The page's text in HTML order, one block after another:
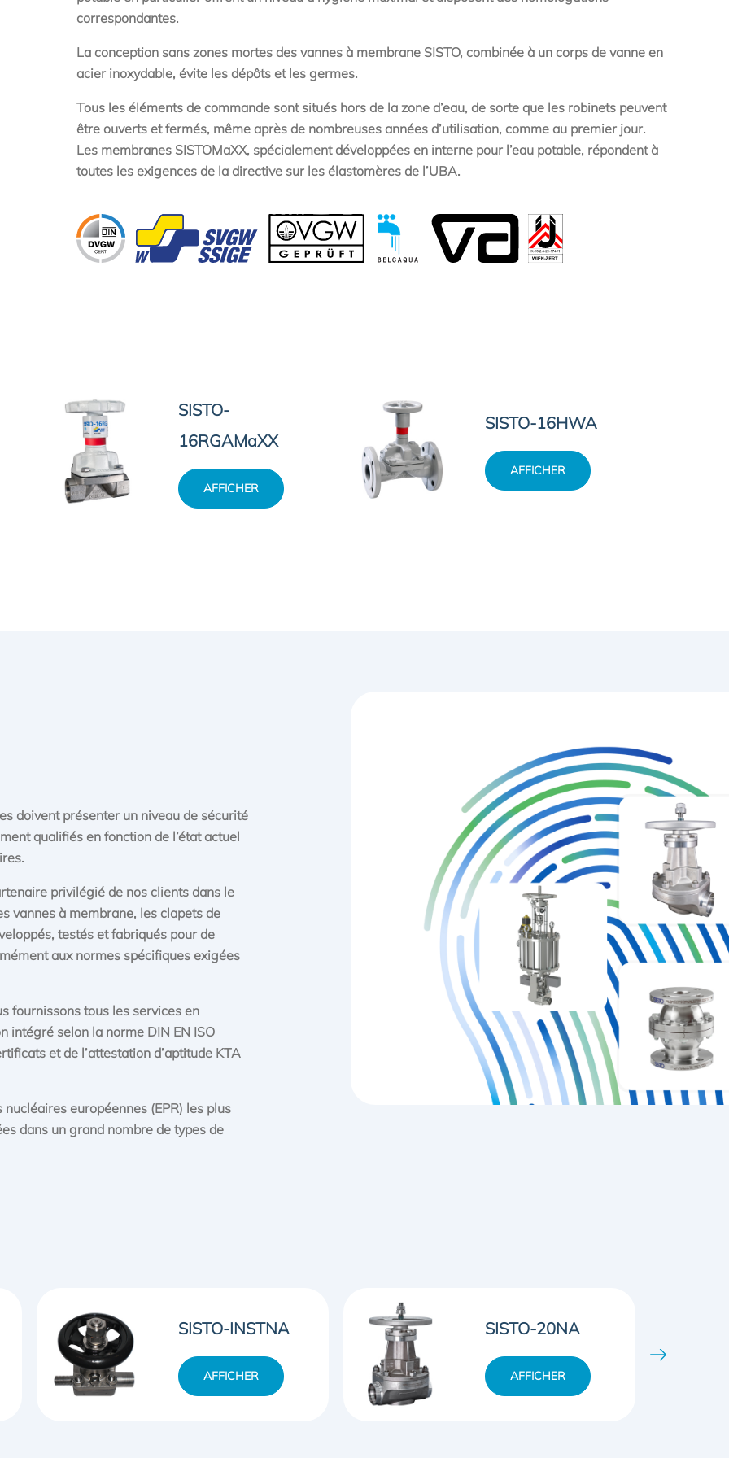
correspondantes.
La conception sans zones mortes des vannes à membrane SISTO, combinée à un corps de vanne en
acier inoxydable, évite les dépôts et les germes.
Tous les éléments de commande sont situés hors de la zone d’eau, de sorte que les robinets peuvent
être ouverts et fermés, même après de nombreuses années d’utilisation, comme au premier jour.
Les membranes SISTOMaXX, spécialement développées en interne pour l’eau potable, répondent à
toutes les exigences de la directive sur les élastomères de l’UBA.
SISTO-
16RGAMaXX
AFFICHER
SISTO-16HWA
AFFICHER
doivent présenter un niveau de sécurité
qualifiés en fonction de l’état actuel
privilégié de nos clients dans le
vannes à membrane, les clapets de
testés et fabriqués pour de
aux normes spécifiques exigées
fournissons tous les services en
intégré selon la norme DIN EN ISO
et de l’attestation d’aptitude KTA
européennes (EPR) les plus
dans un grand nombre de types de
SISTO-20NA
AFFICHER
SISTO-DrainNA
AFFICHER